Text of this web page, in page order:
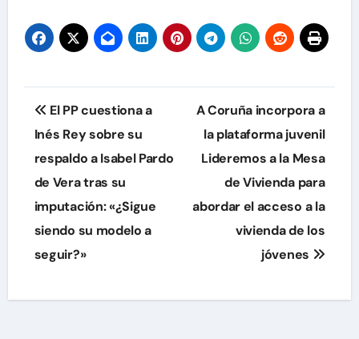
Navegación
de
entradas
El PP cuestiona a
Inés Rey sobre su
respaldo a Isabel Pardo
de Vera tras su
imputación: «¿Sigue
siendo su modelo a
seguir?»
A Coruña incorpora a
la plataforma juvenil
Lideremos a la Mesa
de Vivienda para
abordar el acceso a la
vivienda de los
jóvenes